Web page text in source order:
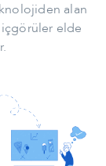
alan
elde